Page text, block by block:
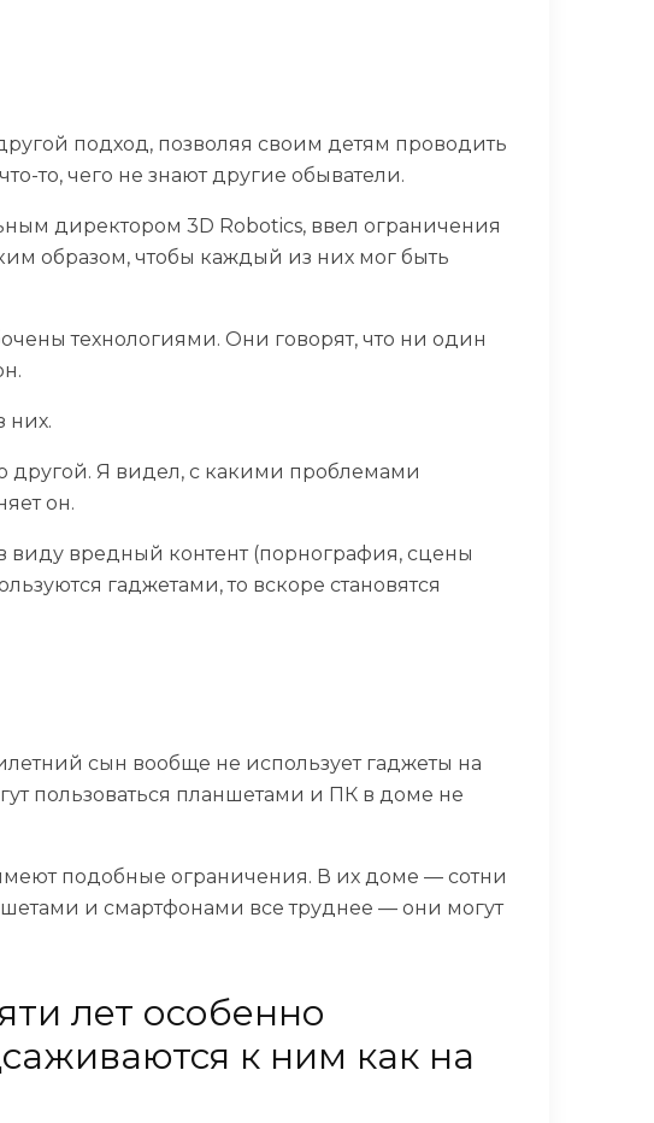
подход, позволяя своим детям проводить
то, чего не знают другие обыватели.
директором 3D Robotics, ввел ограничения
образом, чтобы каждый из них мог быть
технологиями. Они говорят, что ни один
них.
другой. Я видел, с какими проблемами
он.
вредный контент (порнография, сцены
гаджетами, то вскоре становятся
сын вообще не использует гаджеты на
пользоваться планшетами и ПК в доме не
подобные ограничения. В их доме — сотни
и смартфонами все труднее — они могут
лет особенно
к ним как на